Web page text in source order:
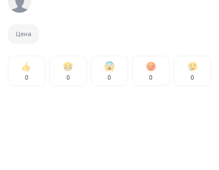
Цена
0 0 0 0 0